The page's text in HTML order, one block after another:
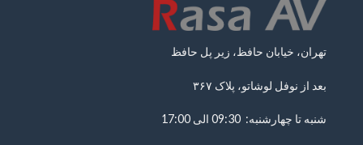
تهران، خیابان حافظ، زیر پل حافظ
بعد از نوفل لوشاتو، پلاک ۳۶۷
شنبه تا چهارشنبه: 09:30 الی 17:00